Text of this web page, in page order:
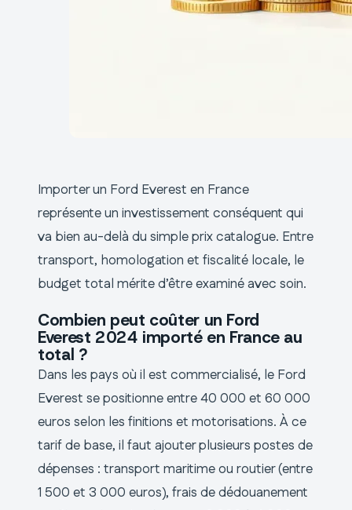
Importer un Ford Everest en France
représente un investissement conséquent qui
va bien au-delà du simple prix catalogue. Entre
transport, homologation et fiscalité locale, le
budget total mérite d’être examiné avec soin.
Combien peut coûter un Ford
Everest 2024 importé en France au
total ?
Dans les pays où il est commercialisé, le Ford
Everest se positionne entre 40 000 et 60 000
euros selon les finitions et motorisations. À ce
tarif de base, il faut ajouter plusieurs postes de
dépenses : transport maritime ou routier (entre
1 500 et 3 000 euros), frais de dédouanement